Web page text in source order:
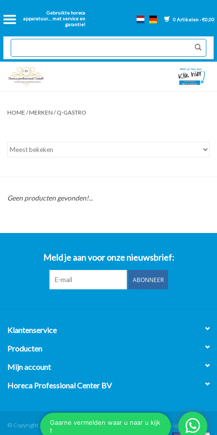
Gebruikte horeca
apparatuur.... met service en
garantie!
0 Artikelen - €0,00
Home
2dehands Horeca
Nieuwe apparatuur
Onderdelen bakwanden
Over ons
HOME /MERKEN /Q-GASTRO
Geen producten gevonden!...
Meld je aan voor onze nieuwsbrief:
ABONNEER
Klantenservice
Producten
Mijn account
Horeca Professional Center BV
© Copyright 2026 Horeca Professional Center BV - Powered by Lightspeed